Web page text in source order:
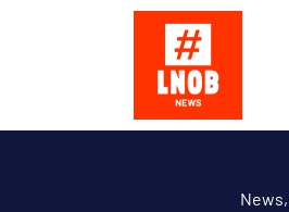
News,